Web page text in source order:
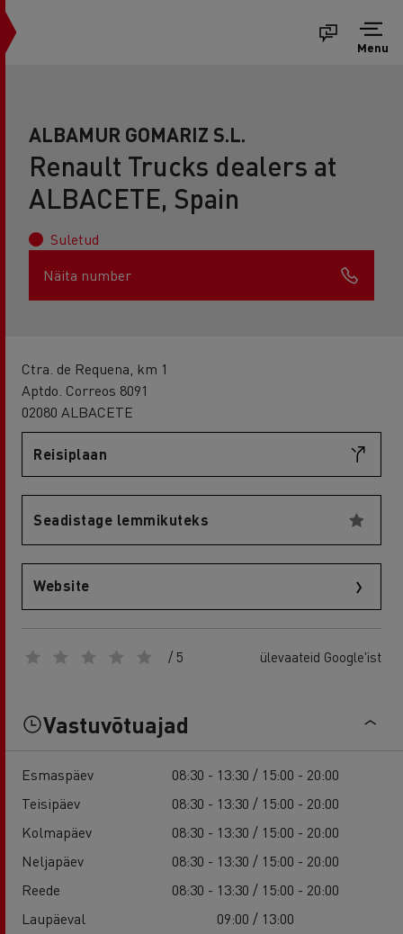
Menu
ALBAMUR GOMARIZ S.L.
Renault Trucks dealers at
ALBACETE, Spain
Suletud
Näita number
Ctra. de Requena, km 1
Aptdo. Correos 8091
02080 ALBACETE
Reisiplaan
Seadistage lemmikuteks
Website
/ 5 ülevaateid Google'ist
Vastuvõtuajad
Esmaspäev
08:30 - 13:30 / 15:00 - 20:00
Teisipäev
08:30 - 13:30 / 15:00 - 20:00
Kolmapäev
08:30 - 13:30 / 15:00 - 20:00
Neljapäev
08:30 - 13:30 / 15:00 - 20:00
Reede
08:30 - 13:30 / 15:00 - 20:00
Laupäeval
09:00 / 13:00